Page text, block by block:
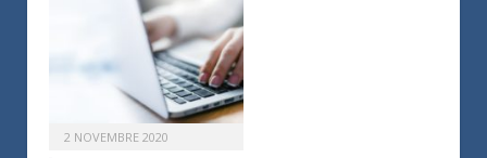
2 NOVEMBRE 2020